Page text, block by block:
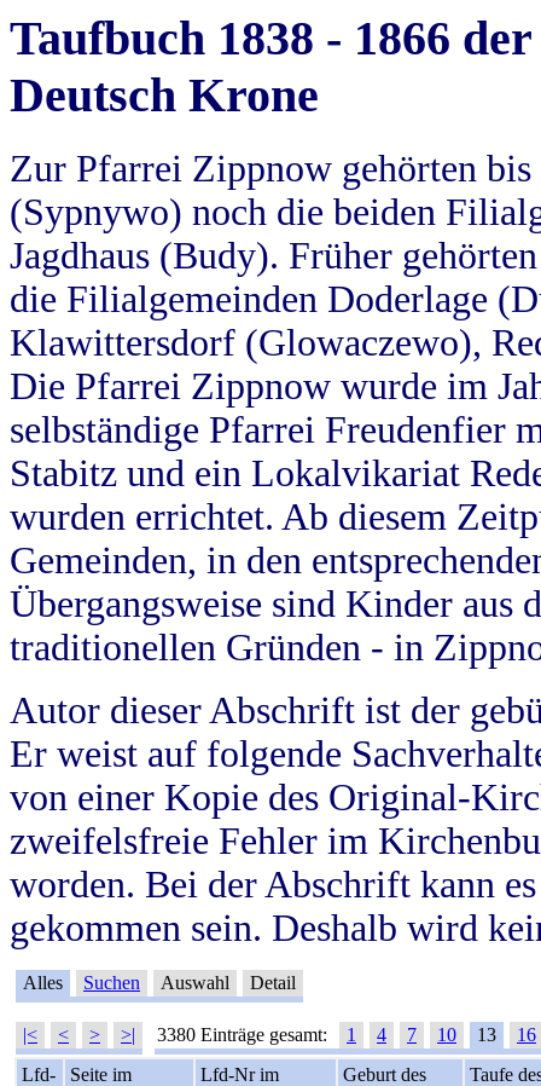
Taufbuch 1838 - 1866
Deutsch Krone
Zur Pfarrei Zippnow gehörten
(Sypnywo) noch die beiden
Jagdhaus (Budy). Früher
die Filialgemeinden Doderlage
Klawittersdorf (Glowaczewo),
Die Pfarrei Zippnow wurde im
selbständige Pfarrei Freudenfier
Stabitz und ein Lokalvikariat
wurden errichtet. Ab diesem
Gemeinden, in den
Übergangsweise sind Kinder aus
traditionellen Gründen - in
Autor dieser Abschrift ist der
Er weist auf folgende
von einer Kopie des Original-
zweifelsfreie Fehler im
worden. Bei der Abschrift kann
gekommen sein. Deshalb wird
Alles Suchen Auswahl Detail
|< < > >| 3380 Einträge gesamt: 1 4 7 10 13
16
Lfd-
Seite im
Lfd-Nr im
Geburt des
Taufe